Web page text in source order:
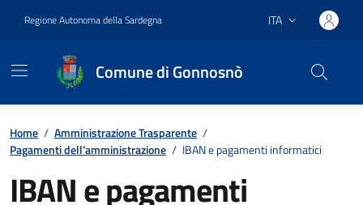
Regione Autonoma della Sardegna Lingua attiva:
ITA
Comune di Gonnosnò
Home / Amministrazione Trasparente /
Pagamenti dell’amministrazione / IBAN e pagamenti informatici
IBAN e pagamenti